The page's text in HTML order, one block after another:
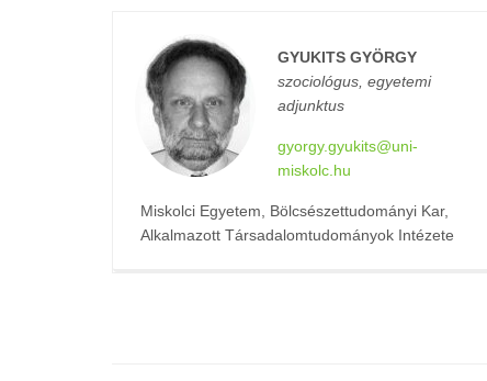
GYUKITS GYÖRGY
szociológus, egyetemi
adjunktus
gyorgy.gyukits@uni-
miskolc.hu
Miskolci Egyetem, Bölcsészettudományi Kar,
Alkalmazott Társadalomtudományok Intézete